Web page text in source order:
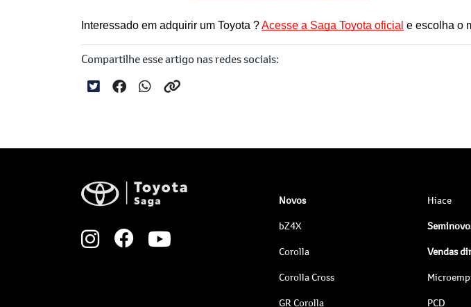
Interessado em adquirir um Toyota ? Acesse a Saga Toyota oficial e escolha o
Compartilhe esse artigo nas redes sociais:
Novos
bZ4X
Corolla
Corolla Cross
GR Corolla
Hiace
Vendas
PCD